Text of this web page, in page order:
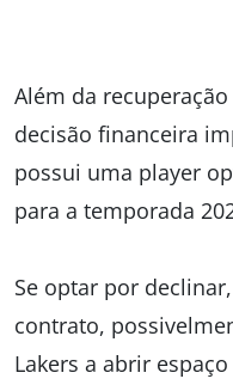
Além da
decisão financeira
possui uma player
para a temporada
Se optar por
contrato,
Lakers a abrir